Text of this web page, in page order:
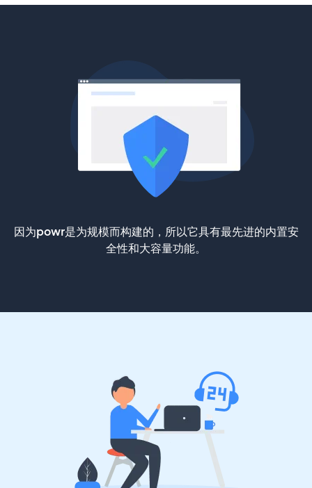
因为powr是为规模而构建的，所以它具有最先进的内置安
全性和大容量功能。